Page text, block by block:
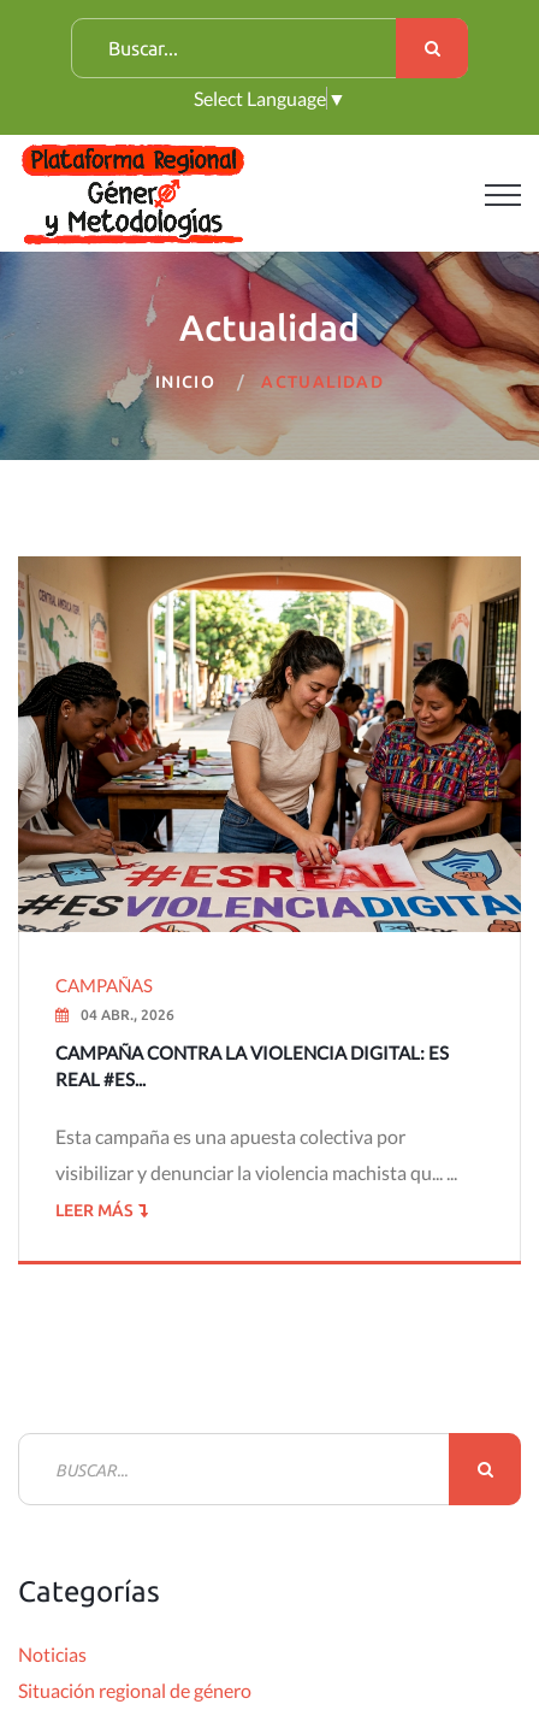
B
u
c
a
r
:
Select Language ▼
Actualidad
INICIO ACTUALIDAD
CAMPAÑAS
04 ABR., 2026
CAMPAÑA CONTRA LA VIOLENCIA DIGITAL: ES
REAL #ES...
Esta campaña es una apuesta colectiva por
visibilizar y denunciar la violencia machista qu... ...
LEER MÁS
a
:
Categorías
Noticias
Situación regional de género